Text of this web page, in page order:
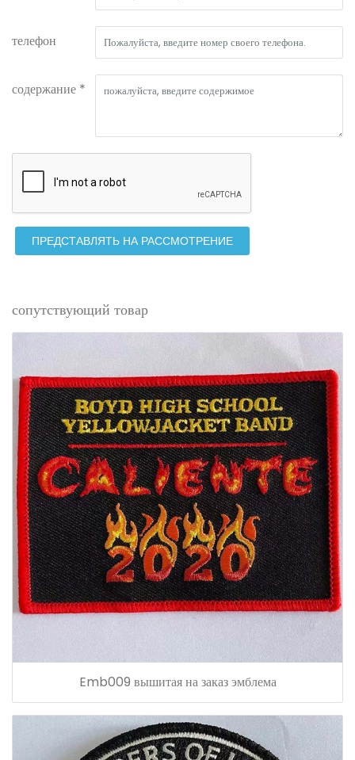
телефон
содержание *
ПРЕДСТАВЛЯТЬ НА РАССМОТРЕНИЕ
сопутствующий товар
Emb009 вышитая на заказ эмблема